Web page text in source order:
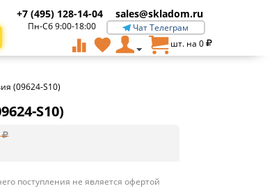
+7 (495) 128-14-04 sales@skladom.ru
Пн-Сб 9:00-18:00
Чат Телеграм
шт. на 0
(09624-S10)
S10)
поступления не является офертой